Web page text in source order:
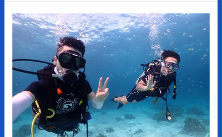
プ
ト
二
度
目
の